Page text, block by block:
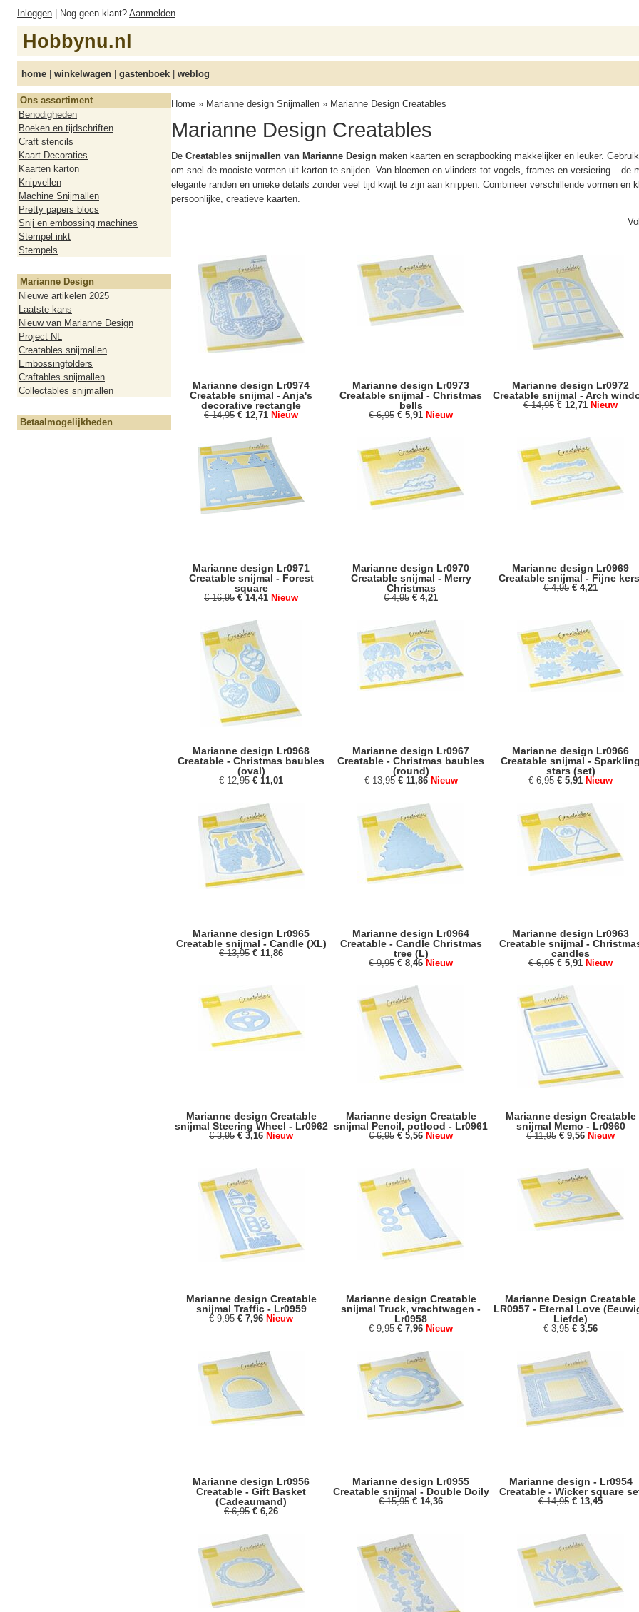
Inloggen | Nog geen klant? Aanmelden
Hobbynu.nl
home | winkelwagen | gastenboek | weblog
Ons assortiment
Benodigheden
Boeken en tijdschriften
Craft stencils
Kaart Decoraties
Kaarten karton
Knipvellen
Machine Snijmallen
Pretty papers blocs
Snij en embossing machines
Stempel inkt
Stempels
Marianne Design
Nieuwe artikelen 2025
Laatste kans
Nieuw van Marianne Design
Project NL
Creatables snijmallen
Embossingfolders
Craftables snijmallen
Collectables snijmallen
Betaalmogelijkheden
Home » Marianne design Snijmallen » Marianne Design Creatables
Marianne Design Creatables
De Creatables snijmallen van Marianne Design maken kaarten en scrapbooking makkelijker en leuker.
om snel de mooiste vormen uit karton te snijden. Van bloemen en vlinders tot vogels, frames en versiering – de
elegante randen en unieke details zonder veel tijd kwijt te zijn aan knippen. Combineer verschillende vormen en
persoonlijke, creatieve kaarten.
Marianne design Lr0974
Creatable snijmal - Anja's
decorative rectangle
€ 14,95 € 12,71 Nieuw
Marianne design Lr0973
Creatable snijmal - Christmas
bells
€ 6,95 € 5,91 Nieuw
Marianne design Lr0972
Creatable snijmal - Arch
€ 14,95 € 12,71 Nieuw
Marianne design Lr0971
Creatable snijmal - Forest
square
€ 16,95 € 14,41 Nieuw
Marianne design Lr0970
Creatable snijmal - Merry
Christmas
€ 4,95 € 4,21
Marianne design Lr0969
Creatable snijmal - Fijne
€ 4,95 € 4,21
Marianne design Lr0968
Creatable - Christmas baubles
(oval)
€ 12,95 € 11,01
Marianne design Lr0967
Creatable - Christmas baubles
(round)
€ 13,95 € 11,86 Nieuw
Marianne design Lr0966
Creatable snijmal -
stars (set)
€ 6,95 € 5,91 Nieuw
Marianne design Lr0965
Creatable snijmal - Candle (XL)
€ 13,95 € 11,86
Marianne design Lr0964
Creatable - Candle Christmas
tree (L)
€ 9,95 € 8,46 Nieuw
Marianne design Lr0963
Creatable snijmal -
candles
€ 6,95 € 5,91 Nieuw
Marianne design Creatable
snijmal Steering Wheel - Lr0962
€ 3,95 € 3,16 Nieuw
Marianne design Creatable
snijmal Pencil, potlood - Lr0961
€ 6,95 € 5,56 Nieuw
Marianne design Creatable
snijmal Memo - Lr0960
€ 11,95 € 9,56 Nieuw
Marianne design Creatable
snijmal Traffic - Lr0959
€ 9,95 € 7,96 Nieuw
Marianne design Creatable
snijmal Truck, vrachtwagen -
Lr0958
€ 9,95 € 7,96 Nieuw
Marianne Design Creatable
LR0957 - Eternal Love
Liefde)
€ 3,95 € 3,56
Marianne design Lr0956
Creatable - Gift Basket
(Cadeaumand)
€ 6,95 € 6,26
Marianne design Lr0955
Creatable snijmal - Double Doily
€ 15,95 € 14,36
Marianne design - Lr0954
Creatable - Wicker square
€ 14,95 € 13,45